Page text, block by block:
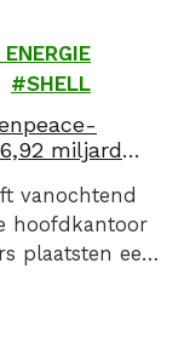
SHELL
miljard
vanochtend
hoofdkantoor
plaatsten een
oorlogswinst…